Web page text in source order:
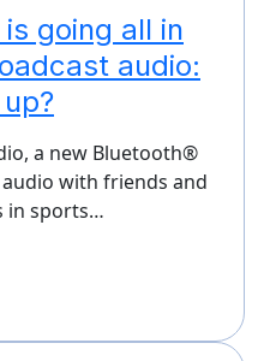
going all in
audio:
a new Bluetooth®
with friends and
in sports…